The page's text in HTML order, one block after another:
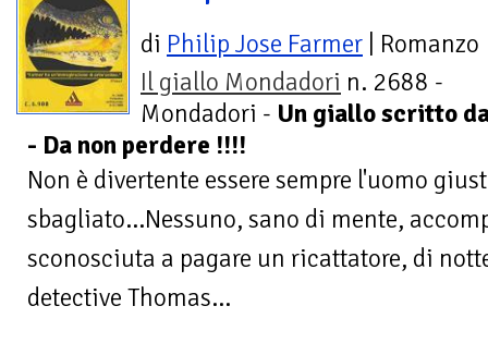
di Philip Jose Farmer | Romanzo
Il giallo Mondadori n. 2688 -
Mondadori - Un giallo scritto
- Da non perdere !!!!
Non è divertente essere sempre l'uomo
sbagliato...Nessuno, sano di mente,
sconosciuta a pagare un ricattatore, di
detective Thomas...